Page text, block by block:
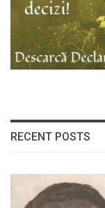
RECENT POSTS